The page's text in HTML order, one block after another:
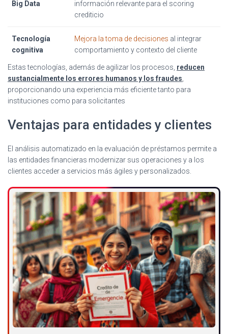
Big Data
información relevante para el scoring
crediticio
Tecnología
cognitiva
Mejora la toma de decisiones al integrar
comportamiento y contexto del cliente
Estas tecnologías, además de agilizar los procesos, reducen
sustancialmente los errores humanos y los fraudes,
proporcionando una experiencia más eficiente tanto para
instituciones como para solicitantes
Ventajas para entidades y clientes
El análisis automatizado en la evaluación de préstamos permite a
las entidades financieras modernizar sus operaciones y a los
clientes acceder a servicios más ágiles y personalizados.